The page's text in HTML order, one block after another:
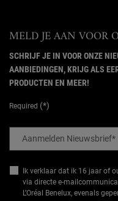
MELD JE AAN VOOR
SCHRIJF JE IN VOOR ONZE
AANBIEDINGEN, KRIJG ALS
PRODUCTEN EN MEER!
Required (*)
Aanmelden Nieuwsbrief*
Ik verklaar dat ik 16 jaar of
via directe e-
L’Oréal Benelux, evenals